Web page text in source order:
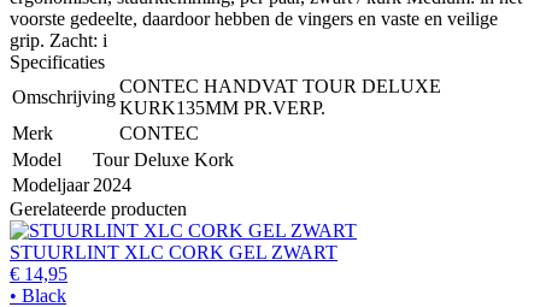
voorste gedeelte, daardoor hebben de vingers en vaste en veilige
grip. Zacht: i
Specificaties
Omschrijving
CONTEC HANDVAT TOUR DELUXE
KURK135MM PR.VERP.
Merk
CONTEC
Model
Tour Deluxe Kork
Modeljaar 2024
Gerelateerde producten
STUURLINT XLC CORK GEL ZWART
€ 14,95
• Black